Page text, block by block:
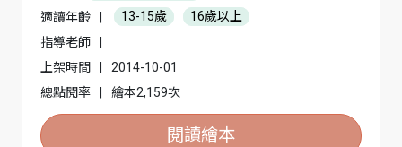
適讀年齡
| 13-15歲
16歲以上
指導老師
|
上架時間
|
2014-10-01
總點閱率
| 繪本2,159次
閱讀繪本